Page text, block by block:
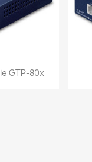
rápida
GTP-80x